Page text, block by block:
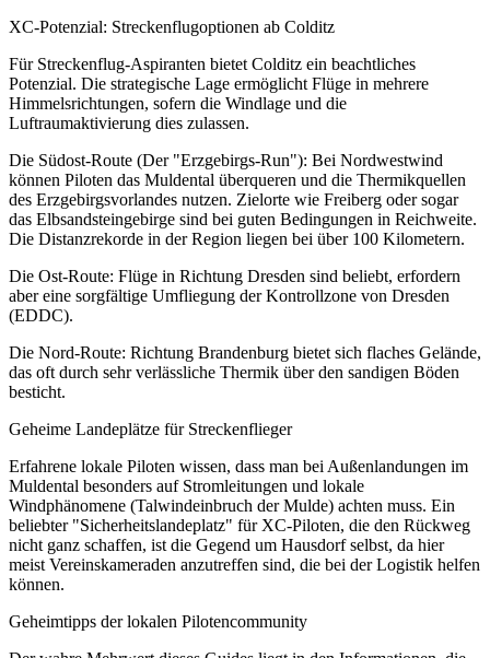
XC-Potenzial: Streckenflugoptionen ab Colditz
Für Streckenflug-Aspiranten bietet Colditz ein beachtliches
Potenzial. Die strategische Lage ermöglicht Flüge in mehrere
Himmelsrichtungen, sofern die Windlage und die
Luftraumaktivierung dies zulassen.
Die Südost-Route (Der "Erzgebirgs-Run"): Bei Nordwestwind
können Piloten das Muldental überqueren und die Thermikquellen
des Erzgebirgsvorlandes nutzen. Zielorte wie Freiberg oder sogar
das Elbsandsteingebirge sind bei guten Bedingungen in Reichweite.
Die Distanzrekorde in der Region liegen bei über 100 Kilometern.
Die Ost-Route: Flüge in Richtung Dresden sind beliebt, erfordern
aber eine sorgfältige Umfliegung der Kontrollzone von Dresden
(EDDC).
Die Nord-Route: Richtung Brandenburg bietet sich flaches Gelände,
das oft durch sehr verlässliche Thermik über den sandigen Böden
besticht.
Geheime Landeplätze für Streckenflieger
Erfahrene lokale Piloten wissen, dass man bei Außenlandungen im
Muldental besonders auf Stromleitungen und lokale
Windphänomene (Talwindeinbruch der Mulde) achten muss. Ein
beliebter "Sicherheitslandeplatz" für XC-Piloten, die den Rückweg
nicht ganz schaffen, ist die Gegend um Hausdorf selbst, da hier
meist Vereinskameraden anzutreffen sind, die bei der Logistik helfen
können.
Geheimtipps der lokalen Pilotencommunity